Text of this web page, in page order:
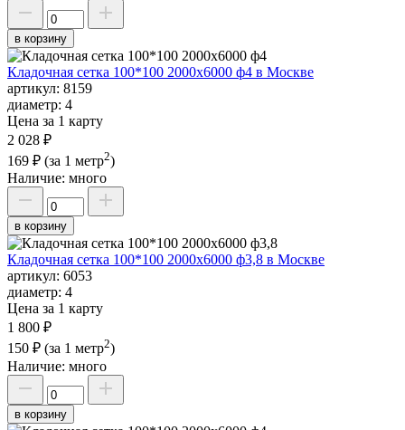
в корзину
Кладочная сетка 100*100 2000х6000 ф4 в Москве
артикул: 8159
диаметр: 4
Цена за 1 карту
2 028 ₽
169 ₽ (за 1 метр2)
Наличие: много
в корзину
Кладочная сетка 100*100 2000х6000 ф3,8 в Москве
артикул: 6053
диаметр: 4
Цена за 1 карту
1 800 ₽
150 ₽ (за 1 метр2)
Наличие: много
в корзину